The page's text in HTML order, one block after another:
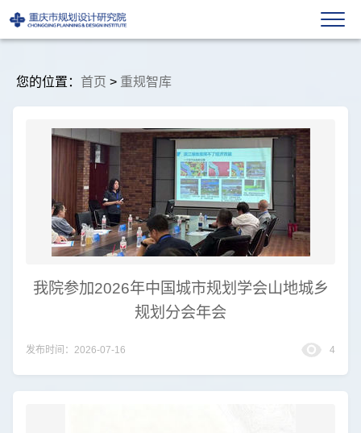
您的位置： 首页 > 重规智库
我院参加2026年中国城市规划学会山地城乡
规划分会年会
发布时间：2026-07-16 4